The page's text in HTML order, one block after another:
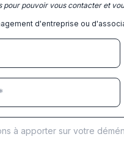
pour pouvoir vous contacter et
d'entreprise ou